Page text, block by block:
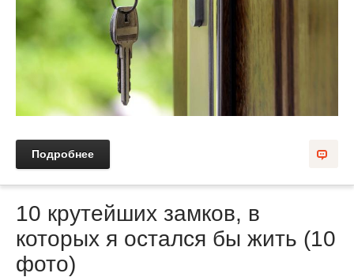
Подробнее
10 крутейших замков, в
которых я остался бы жить (10
фото)